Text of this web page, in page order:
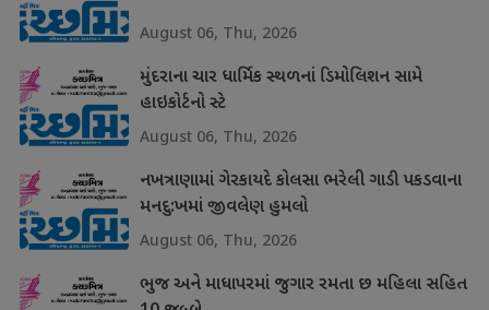
August 06, Thu, 2026
મુંદરાના ચાર ધાર્મિક સ્થળનાં ડિમોલિશન સામે
હાઇકોર્ટનો સ્ટે
August 06, Thu, 2026
નખત્રાણામાં ગેરકાયદે કોલસા ભરેલી ગાડી પકડવાના
મનદુ:ખમાં જીવલેણ હુમલો
August 06, Thu, 2026
ભુજ અને માધાપરમાં જુગાર રમતા છ મહિલા સહિત